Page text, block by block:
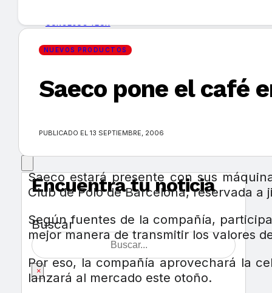
MERCADOS Y TENDENCIAS
Encuentra tu noticia
Buscar
×
NUEVOS PRODUCTOS
Saeco pone el café
PUBLICADO EL 13 SEPTIEMBRE, 2006
Saeco estará presente con sus
Club de Polo de Barcelona, reservada
Según fuentes de la compañía,
mejor manera de transmitir los valores
Por eso, la compañía aprovechará la
lanzará al mercado este otoño.